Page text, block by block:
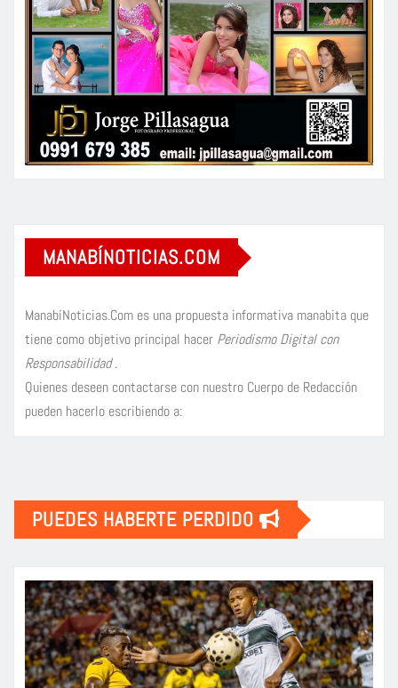
MANABÍNOTICIAS.COM
ManabíNoticias.Com es una propuesta informativa manabita que
tiene como objetivo principal hacer Periodismo Digital con
Responsabilidad.
Quienes deseen contactarse con nuestro Cuerpo de Redacción
pueden hacerlo escribiendo a:
PUEDES HABERTE PERDIDO